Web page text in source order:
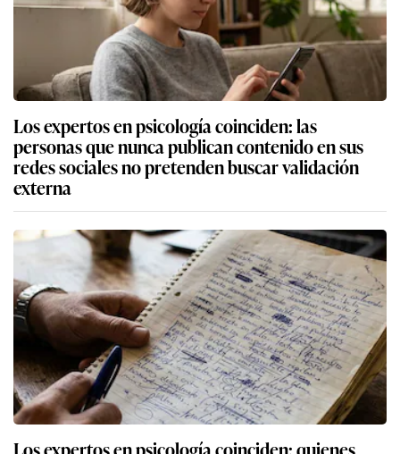
Presidente del JNE sobre alcaldes que buscan
reelección como consejeros o regidores: “No hay
prohibición para que puedan participar”
Más sobre Derrame de petróleo
Amazonas: Confirman nuevo derrame de
petróleo en el Oleoducto Norperuano